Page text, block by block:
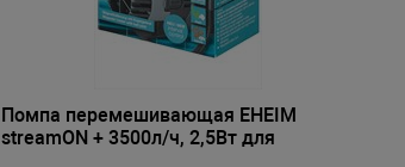
Помпа перемешивающая EHEIM
streamON + 3500л/ч, 2,5Вт для